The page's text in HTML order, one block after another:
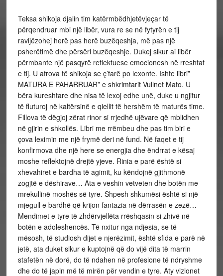
Teksa shikoja djalin tim katërmbëdhjetëvjeçar të
përqendruar mbi një libër, vura re se në fytyrën e tij
ravijëzohej herë pas herë buzëqeshja, më pas një
psherëtimë dhe përsëri buzëqeshje. Dukej sikur ai libër
përmbante një pasqyrë reflektuese emocionesh në rreshtat
e tij. U afrova të shikoja se ç’farë po lexonte. Ishte libri”
MATURA E PAHARRUAR” e shkrimtarit Vullnet Mato. U
bëra kureshtare dhe nisa të lexoj edhe unë, duke u ngjitur
të fluturoj në kaltërsinë e qiellit të hershëm të maturës time.
Fillova të dëgjoj zërat rinor si rrjedhë ujëvare që mblidhen
në gjirin e shkollës. Libri me rrëmbeu dhe pas tim biri e
çova leximin me një frymë deri në fund. Në faqet e tij
konfirmova dhe një here se energjia dhe ëndrrat e kësaj
moshe reflektojnë drejtë yjeve. Rinia e parë është si
xhevahiret e bardha të agimit, ku këndojnë gjithmonë
zogjtë e dëshirave… Ata e veshin vetveten dhe botën me
mrekullinë moshës së tyre. Shpesh shkumësi është si një
mjegull e bardhë që krijon fantazia në dërrasën e zezë…
Mendimet e tyre të zhdërvjellëta rrëshqasin si zhivë në
botën e adoleshencës. Të nxitur nga ndjesia, se të
mësosh, të studiosh dijet e njerëzimit, është sfida e parë në
jetë, ata duket sikur e kuptojnë që do vijë dita të marrin
stafetën në dorë, do të ndahen në profesione të ndryshme
dhe do të japin më të mirën për vendin e tyre. Aty vizionet